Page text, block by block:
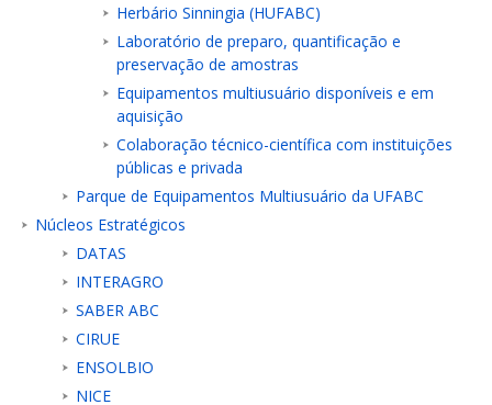
Herbário Sinningia (HUFABC)
Laboratório de preparo, quantificação e
preservação de amostras
Equipamentos multiusuário disponíveis e em
aquisição
Colaboração técnico-científica com instituições
públicas e privada
Parque de Equipamentos Multiusuário da UFABC
Núcleos Estratégicos
DATAS
INTERAGRO
SABER ABC
CIRUE
ENSOLBIO
NICE